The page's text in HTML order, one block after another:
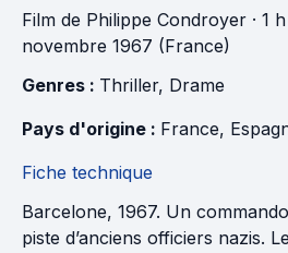
Film de Philippe Condroyer · 1
novembre 1967 (France)
Genres : Thriller, Drame
Pays d'origine : France,
Fiche technique
Barcelone, 1967. Un
piste d’anciens officiers nazis.